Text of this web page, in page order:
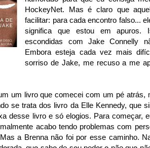
HockeyNet. Mas é claro que
facilitar: para cada encontro falso...
significa que estou em apuros.
escondidas com Jake Connelly
Embora esteja cada vez mais
sorriso de Jake, me recuso a me
um livro que comecei com um pé atrás,
se trata dos livro da Elle Kennedy, que
desse livro e só elogios. Para começar,
acabo tendo problemas com
a Brenna não foi por esse caminho.